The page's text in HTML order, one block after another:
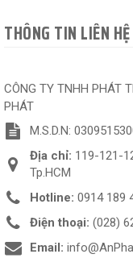
THÔNG TIN LIÊN HỆ
CÔNG TY TNHH PHÁT
PHÁT
M.S.D.N:
Địa chỉ: 119-121-
Tp.HCM
Hotline: 0914 189
Điện thoại: (028)
Email: